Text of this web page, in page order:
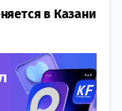
в Казани